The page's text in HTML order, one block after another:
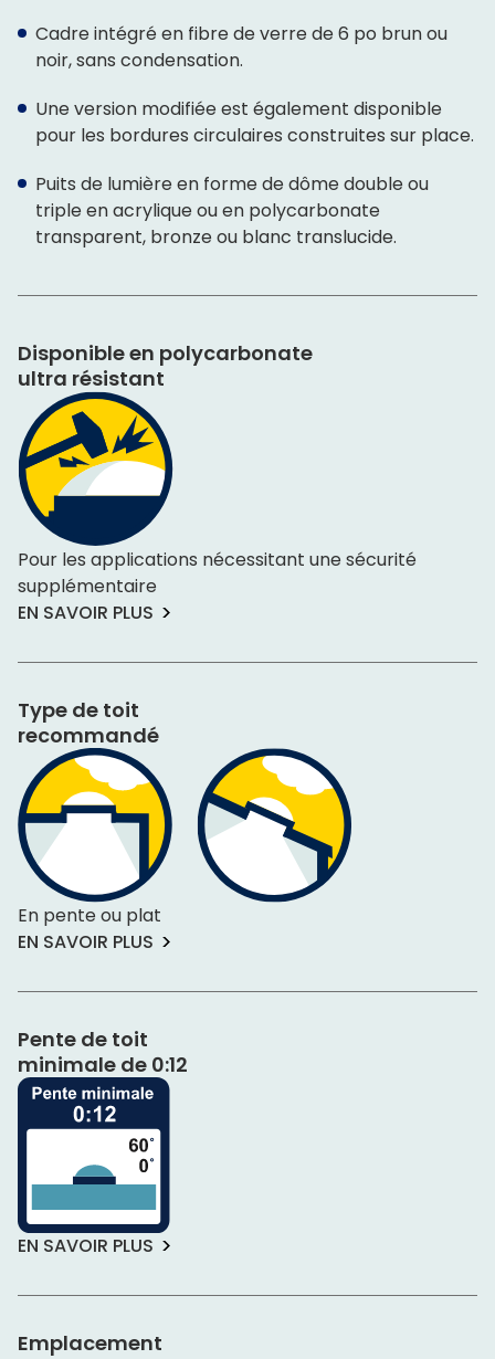
Cadre intégré en fibre de verre de 6 po brun ou
noir, sans condensation.
Une version modifiée est également disponible
pour les bordures circulaires construites sur place.
Puits de lumière en forme de dôme double ou
triple en acrylique ou en polycarbonate
transparent, bronze ou blanc translucide.
Disponible en polycarbonate
ultra résistant
Pour les applications nécessitant une sécurité
supplémentaire
EN SAVOIR PLUS
Type de toit
recommandé
En pente ou plat
EN SAVOIR PLUS
Pente de toit
minimale de 0:12
EN SAVOIR PLUS
Emplacement